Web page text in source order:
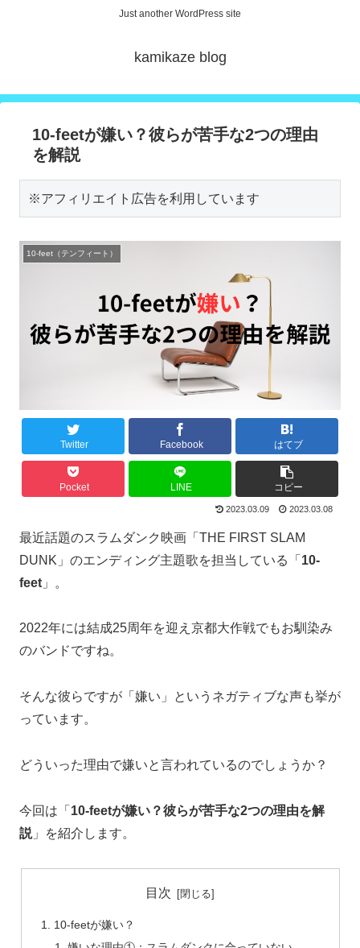
Just another WordPress site
kamikaze blog
10-feetが嫌い？彼らが苦手な2つの理由
を解説
※アフィリエイト広告を利用しています
10-feet（テンフィート）
Twitter Facebook はてブ
Pocket LINE コピー
2023.03.09 2023.03.08
最近話題のスラムダンク映画「THE FIRST SLAM
DUNK」のエンディング主題歌を担当している「 10-
feet 」。
2022年には結成25周年を迎え京都大作戦でもお馴染み
のバンドですね。
そんな彼らですが「嫌い」というネガティブな声も挙が
っています。
どういった理由で嫌いと言われているのでしょうか？
今回は「 10-feetが嫌い？彼らが苦手な2つの理由を解
説」を紹介します。
目次
10-feetが嫌い？